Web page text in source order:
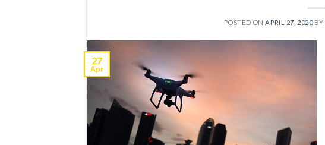
POSTED ONAPRIL 27, 2020BY
27
Apr